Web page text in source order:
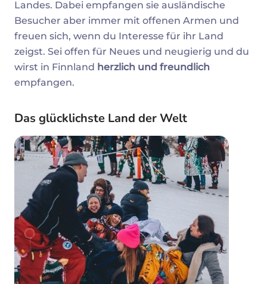
Landes. Dabei empfangen sie ausländische
Besucher aber immer mit offenen Armen und
freuen sich, wenn du Interesse für ihr Land
zeigst. Sei offen für Neues und neugierig und du
wirst in Finnland herzlich und freundlich
empfangen.
Das glücklichste Land der Welt